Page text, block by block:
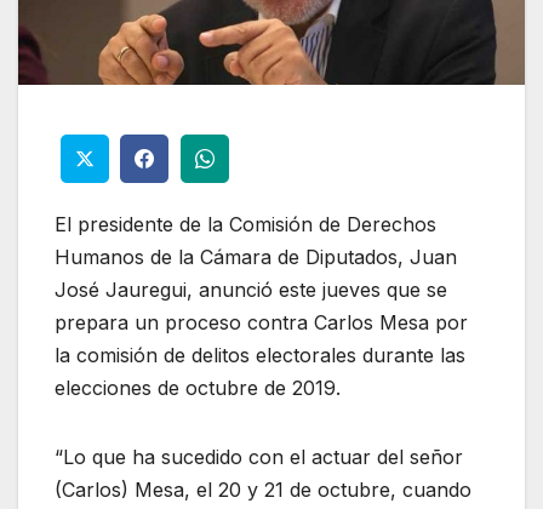
El presidente de la Comisión de Derechos
Humanos de la Cámara de Diputados, Juan
José Jauregui, anunció este jueves que se
prepara un proceso contra Carlos Mesa por
la comisión de delitos electorales durante las
elecciones de octubre de 2019.
“Lo que ha sucedido con el actuar del señor
(Carlos) Mesa, el 20 y 21 de octubre, cuando